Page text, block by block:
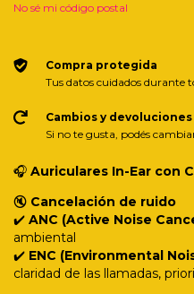
No sé mi código postal
Compra protegida
Tus datos cuidados durante
Cambios y devoluciones
Si no te gusta, podés
🎧 Auriculares In-Ear con
🔇 Cancelación de ruido
✔️ ANC (Active Noise
ambiental
✔️ ENC (Environmental
claridad de las llamadas,